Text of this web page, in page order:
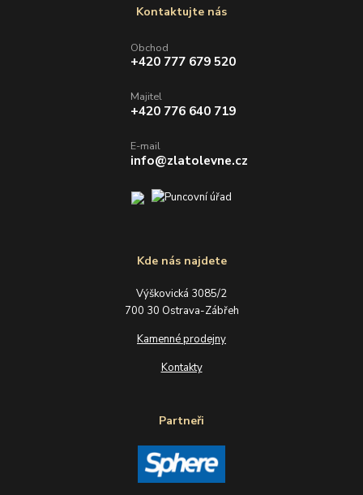
Kde nás najdete
Výškovická 3085/2
700 30 Ostrava-Zábřeh
Kamenné prodejny
Kontakty
Partneři
Kontaktujte nás
Obchod
+420 777 679 520
Majitel
+420 776 640 719
E-mail
info@zlatolevne.cz